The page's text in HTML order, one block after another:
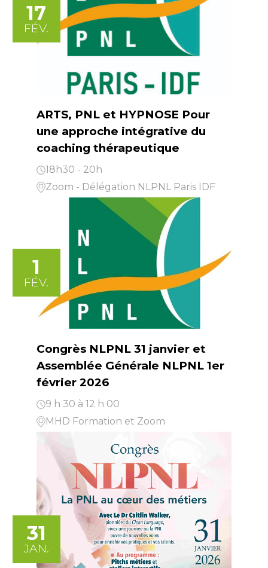
17
FÉV.
ARTS, PNL et HYPNOSE Pour
une approche intégrative du
coaching thérapeutique
18h30 - 20h
Zoom - Délégation NLPNL Paris IDF
1
FÉV.
Congrès NLPNL 31 janvier et
Assemblée Générale NLPNL 1er
février 2026
9 h 30 à 12 h 00
MHD Formation et Zoom
31
JAN.